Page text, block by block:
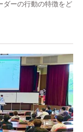
ダーの行動の特徴をど